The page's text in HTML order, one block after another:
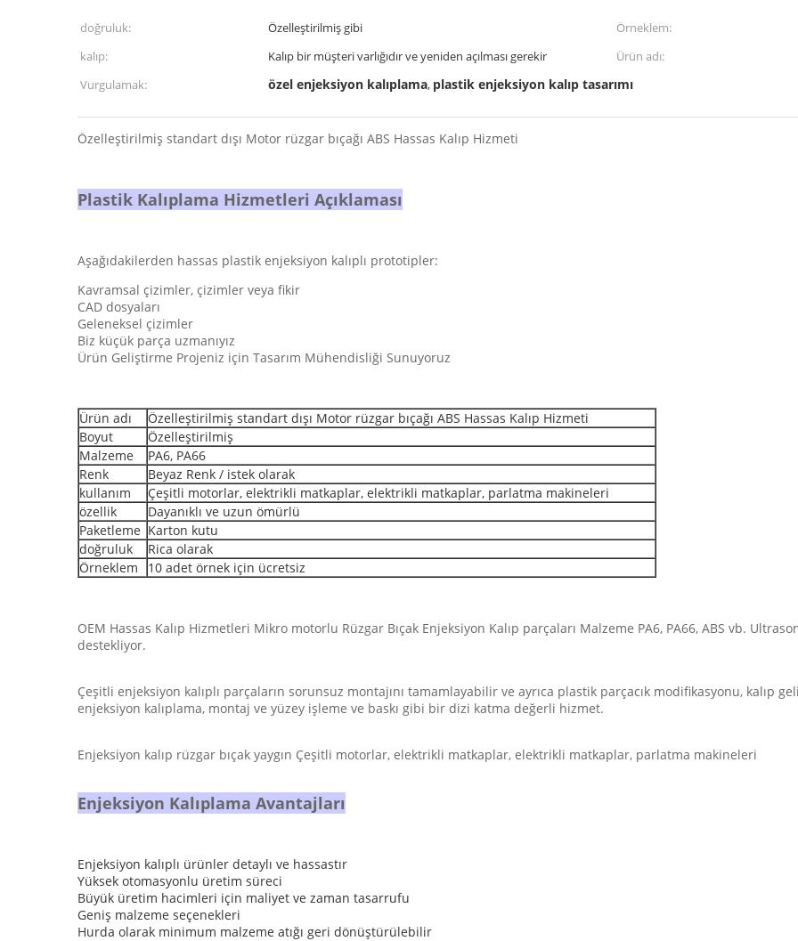
doğruluk:
Özelleştirilmiş gibi Örneklem:
kalıp:
Kalıp bir müşteri varlığıdır ve yeniden açılması gerekir Ürün adı:
Vurgulamak:
özel enjeksiyon kalıplama, plastik enjeksiyon kalıp tasarımı
Özelleştirilmiş standart dışı Motor rüzgar bıçağı ABS Hassas Kalıp Hizmeti
Plastik Kalıplama Hizmetleri Açıklaması
Aşağıdakilerden hassas plastik enjeksiyon kalıplı prototipler:
Kavramsal çizimler, çizimler veya fikir
CAD dosyaları
Geleneksel çizimler
Biz küçük parça uzmanıyız
Ürün Geliştirme Projeniz için Tasarım Mühendisliği Sunuyoruz
Ürün adı
Özelleştirilmiş standart dışı Motor rüzgar bıçağı ABS Hassas Kalıp Hizmeti
Boyut
Özelleştirilmiş
Malzeme
PA6, PA66
Renk
Beyaz Renk / istek olarak
kullanım
Çeşitli motorlar, elektrikli matkaplar, elektrikli matkaplar, parlatma makineleri
özellik
Dayanıklı ve uzun ömürlü
Paketleme Karton kutu
doğruluk
Rica olarak
Örneklem
10 adet örnek için ücretsiz
OEM Hassas Kalıp Hizmetleri Mikro motorlu Rüzgar Bıçak Enjeksiyon Kalıp parçaları Malzeme PA6, PA66, ABS vb.
destekliyor.
Çeşitli enjeksiyon kalıplı parçaların sorunsuz montajını tamamlayabilir ve ayrıca plastik parçacık modifikasyonu, kalıp
enjeksiyon kalıplama, montaj ve yüzey işleme ve baskı gibi bir dizi katma değerli hizmet.
Enjeksiyon kalıp rüzgar bıçak yaygın Çeşitli motorlar, elektrikli matkaplar, elektrikli matkaplar, parlatma makineleri
Enjeksiyon Kalıplama Avantajları
Enjeksiyon kalıplı ürünler detaylı ve hassastır
Yüksek otomasyonlu üretim süreci
Büyük üretim hacimleri için maliyet ve zaman tasarrufu
Geniş malzeme seçenekleri
Hurda olarak minimum malzeme atığı geri dönüştürülebilir